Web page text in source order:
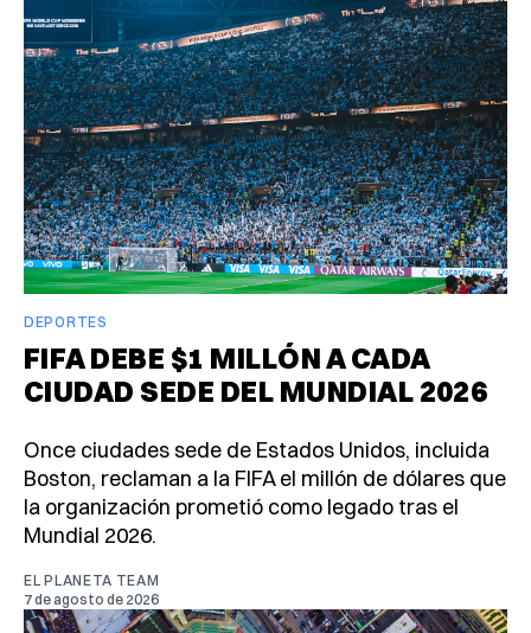
DEPORTES
FIFA DEBE $1 MILLÓN A CADA
CIUDAD SEDE DEL MUNDIAL 2026
Once ciudades sede de Estados Unidos, incluida
Boston, reclaman a la FIFA el millón de dólares que
la organización prometió como legado tras el
Mundial 2026.
EL PLANETA TEAM
7 de agosto de 2026